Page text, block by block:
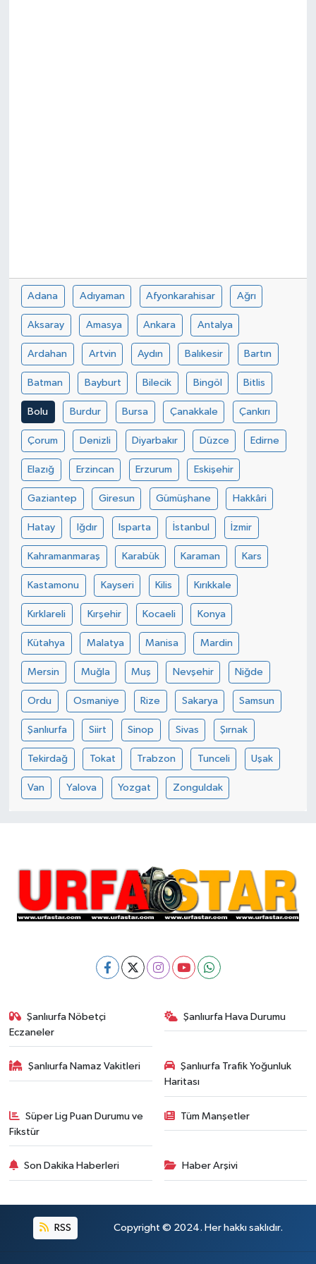
Adana Adıyaman Afyonkarahisar Ağrı
Aksaray Amasya Ankara Antalya
Ardahan Artvin Aydın Balıkesir Bartın
Batman Bayburt Bilecik Bingöl Bitlis
Bolu Burdur Bursa Çanakkale Çankırı
Çorum Denizli Diyarbakır Düzce Edirne
Elazığ Erzincan Erzurum Eskişehir
Gaziantep Giresun Gümüşhane Hakkâri
Hatay Iğdır Isparta İstanbul İzmir
Kahramanmaraş Karabük Karaman Kars
Kastamonu Kayseri Kilis Kırıkkale
Kırklareli Kırşehir Kocaeli Konya
Kütahya Malatya Manisa Mardin
Mersin Muğla Muş Nevşehir Niğde
Ordu Osmaniye Rize Sakarya Samsun
Şanlıurfa Siirt Sinop Sivas Şırnak
Tekirdağ Tokat Trabzon Tunceli Uşak
Van Yalova Yozgat Zonguldak
Şanlıurfa Nöbetçi
Eczaneler
Şanlıurfa Hava Durumu
Şanlıurfa Namaz Vakitleri
Şanlıurfa Trafik Yoğunluk
Haritası
Süper Lig Puan Durumu ve
Fikstür
Tüm Manşetler
Son Dakika Haberleri Haber Arşivi
RSS Copyright © 2024. Her hakkı saklıdır.